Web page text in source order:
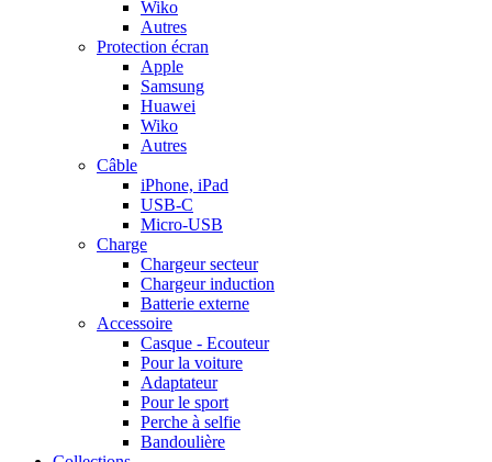
Wiko
Autres
Protection écran
Apple
Samsung
Huawei
Wiko
Autres
Câble
iPhone, iPad
USB-C
Micro-USB
Charge
Chargeur secteur
Chargeur induction
Batterie externe
Accessoire
Casque - Ecouteur
Pour la voiture
Adaptateur
Pour le sport
Perche à selfie
Bandoulière